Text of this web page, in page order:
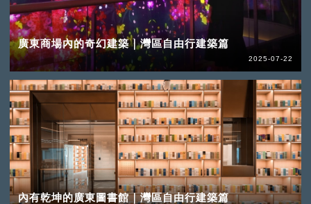
廣東商場內的奇幻建築｜灣區自由行建築篇
2025-07-22
內有乾坤的廣東圖書館｜灣區自由行建築篇